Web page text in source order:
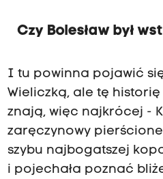
Czy Bolesław był
I tu powinna pojawić
Wieliczką, ale tę historię
znają, więc najkrócej -
zaręczynowy
szybu najbogatszej
i pojechała poznać